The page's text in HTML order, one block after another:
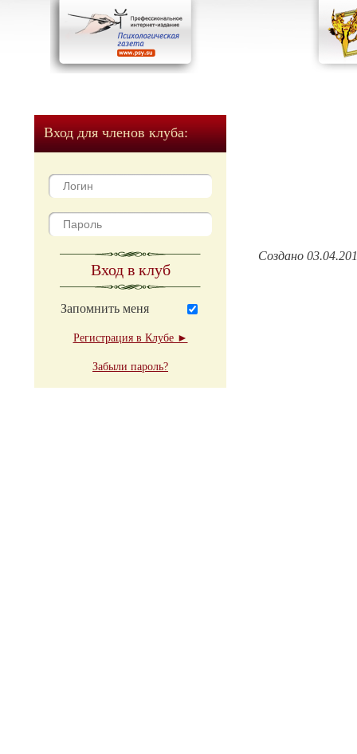
Вход для членов клуба:
Вход в клуб
Запомнить меня
Регистрация в Клубе ►
Забыли пароль?
Создано